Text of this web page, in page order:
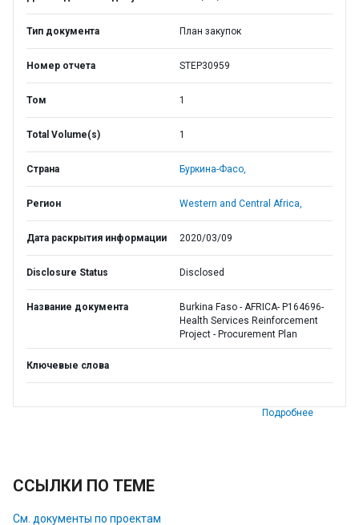
Тип документа План закупок
Номер отчета STEP30959
Том 1
Total Volume(s) 1
Страна Буркина-Фасо,
Регион Western and Central Africa,
Дата раскрытия информации 2020/03/09
Disclosure Status Disclosed
Название документа
Burkina Faso - AFRICA- P164696-
Health Services Reinforcement
Project - Procurement Plan
Ключевые слова
Подробнее
ССЫЛКИ ПО ТЕМЕ
См. документы по проектам